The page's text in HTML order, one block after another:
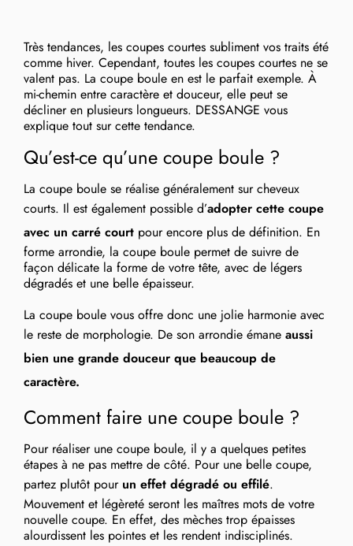
Très tendances, les coupes courtes subliment vos traits été
comme hiver. Cependant, toutes les coupes courtes ne se
valent pas. La coupe boule en est le parfait exemple. À
mi-chemin entre caractère et douceur, elle peut se
décliner en plusieurs longueurs. DESSANGE vous
explique tout sur cette tendance.
Qu’est-ce qu’une coupe boule ?
La coupe boule se réalise généralement sur cheveux
courts. Il est également possible d’adopter cette coupe
avec un carré court pour encore plus de définition. En
forme arrondie, la coupe boule permet de suivre de
façon délicate la forme de votre tête, avec de légers
dégradés et une belle épaisseur.
La coupe boule vous offre donc une jolie harmonie avec
le reste de morphologie. De son arrondie émane aussi
bien une grande douceur que beaucoup de
caractère.
Comment faire une coupe boule ?
Pour réaliser une coupe boule, il y a quelques petites
étapes à ne pas mettre de côté. Pour une belle coupe,
partez plutôt pour un effet dégradé ou effilé.
Mouvement et légèreté seront les maîtres mots de votre
nouvelle coupe. En effet, des mèches trop épaisses
alourdissent les pointes et les rendent indisciplinés.